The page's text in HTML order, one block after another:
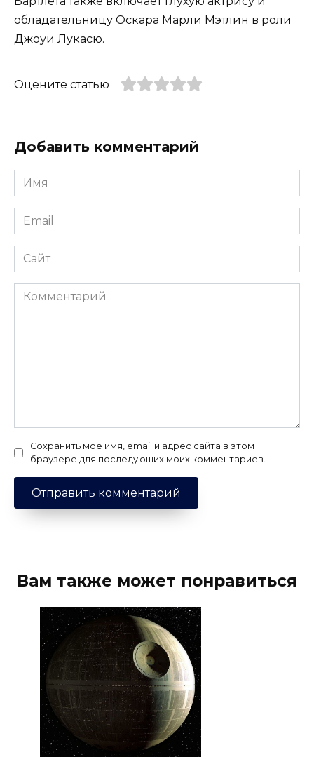
обладательницу Оскара Марли Мэтлин в роли
Джоуи Лукасю.
Оцените статью
Добавить комментарий
Имя
*
Email
*
Сайт
Комментарий
Сохранить моё имя, email и адрес сайта в этом
браузере для последующих моих комментариев.
Вам также может понравиться